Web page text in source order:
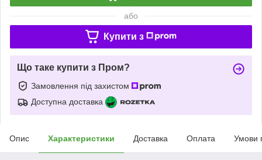
або
Купити з
Що таке купити з Пром?
Замовлення під захистом
Доступна доставка
Опис Характеристики Доставка Оплата Умови